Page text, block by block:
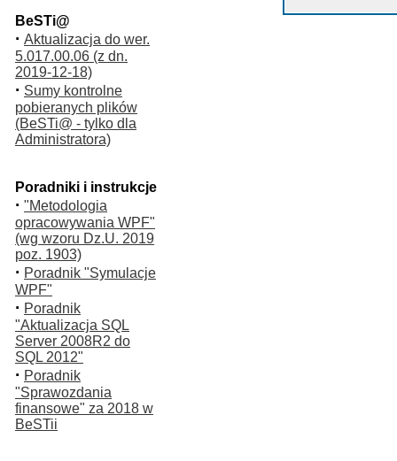
BeSTi@
· Aktualizacja do wer.
5.017.00.06 (z dn.
2019-12-18)
· Sumy kontrolne
pobieranych plików
(BeSTi@ - tylko dla
Administratora)
Poradniki i instrukcje
· "Metodologia
opracowywania WPF"
(wg wzoru Dz.U. 2019
poz. 1903)
· Poradnik "Symulacje
WPF"
· Poradnik
"Aktualizacja SQL
Server 2008R2 do
SQL 2012"
· Poradnik
"Sprawozdania
finansowe" za 2018 w
BeSTii